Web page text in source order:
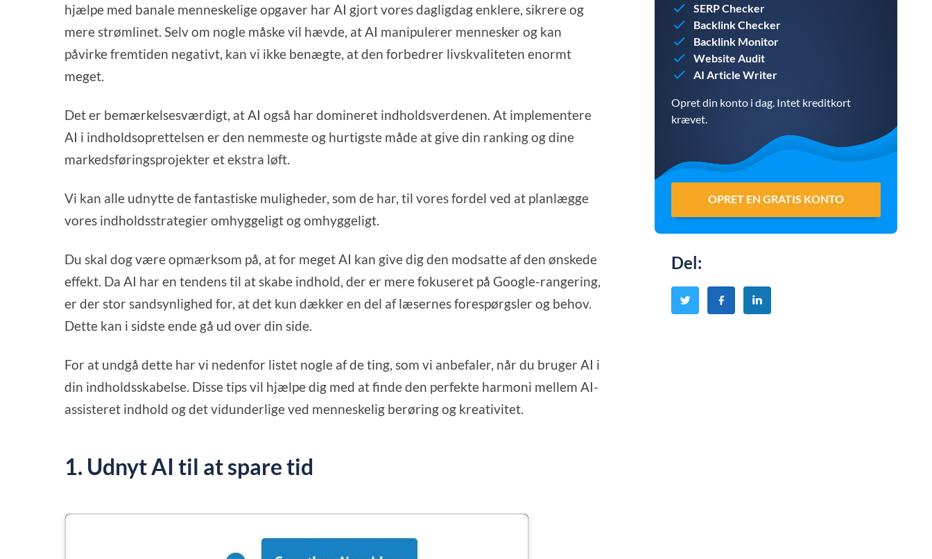
hjælpe med banale menneskelige opgaver har AI gjort vores dagligdag enklere, sikrere og
mere strømlinet. Selv om nogle måske vil hævde, at AI manipulerer mennesker og kan
påvirke fremtiden negativt, kan vi ikke benægte, at den forbedrer livskvaliteten enormt
meget.
Det er bemærkelsesværdigt, at AI også har domineret indholdsverdenen. At implementere
AI i indholdsoprettelsen er den nemmeste og hurtigste måde at give din ranking og dine
markedsføringsprojekter et ekstra løft.
Vi kan alle udnytte de fantastiske muligheder, som de har, til vores fordel ved at planlægge
vores indholdsstrategier omhyggeligt og omhyggeligt.
Du skal dog være opmærksom på, at for meget AI kan give dig den modsatte af den ønskede
effekt. Da AI har en tendens til at skabe indhold, der er mere fokuseret på Google-rangering,
er der stor sandsynlighed for, at det kun dækker en del af læsernes forespørgsler og behov.
Dette kan i sidste ende gå ud over din side.
For at undgå dette har vi nedenfor listet nogle af de ting, som vi anbefaler, når du bruger AI i
din indholdsskabelse. Disse tips vil hjælpe dig med at finde den perfekte harmoni mellem AI-
assisteret indhold og det vidunderlige ved menneskelig berøring og kreativitet.
1. Udnyt AI til at spare tid
SERP Checker
Backlink Checker
Backlink Monitor
Website Audit
AI Article Writer
Opret din konto i dag. Intet kreditkort
krævet.
OPRET EN GRATIS KONTO
Del: